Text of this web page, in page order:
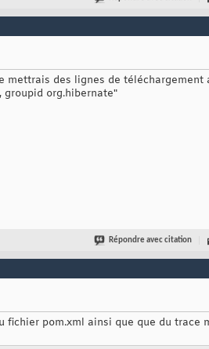
mettrais des lignes de téléchargement
groupid org.hibernate"
Répondre avec citation
pom.xml ainsi que que du trace